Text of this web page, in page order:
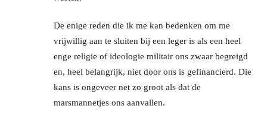
De enige reden die ik me kan bedenken om me
vrijwillig aan te sluiten bij een leger is als een heel
enge religie of ideologie militair ons zwaar begreigd
en, heel belangrijk, niet door ons is gefinancierd. Die
kans is ongeveer net zo groot als dat de
marsmannetjes ons aanvallen.